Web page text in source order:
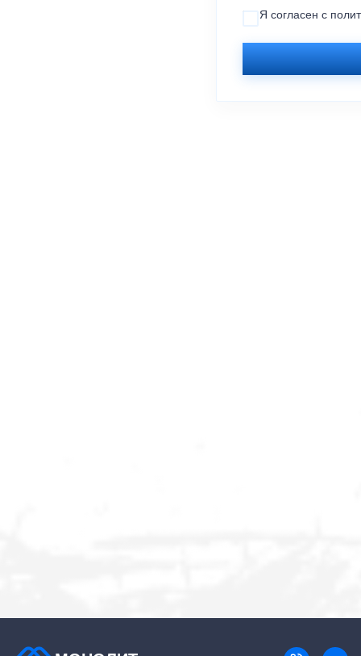
Я согласен с